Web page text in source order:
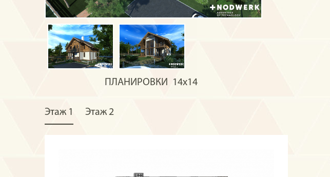
ПЛАНИРОВКИ 14х14
Этаж 1 Этаж 2